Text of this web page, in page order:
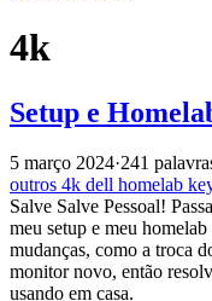
4k
Setup e
5 março 2024·241
outros 4k dell homelab
Salve Salve Pessoal!
meu setup e meu
mudanças, como a troca
monitor novo, então
usando em casa.